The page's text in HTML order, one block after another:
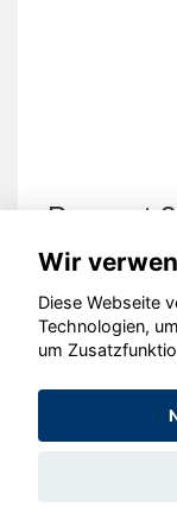
Peugeot
©
Wir
Diese Webseite
Technologien,
um